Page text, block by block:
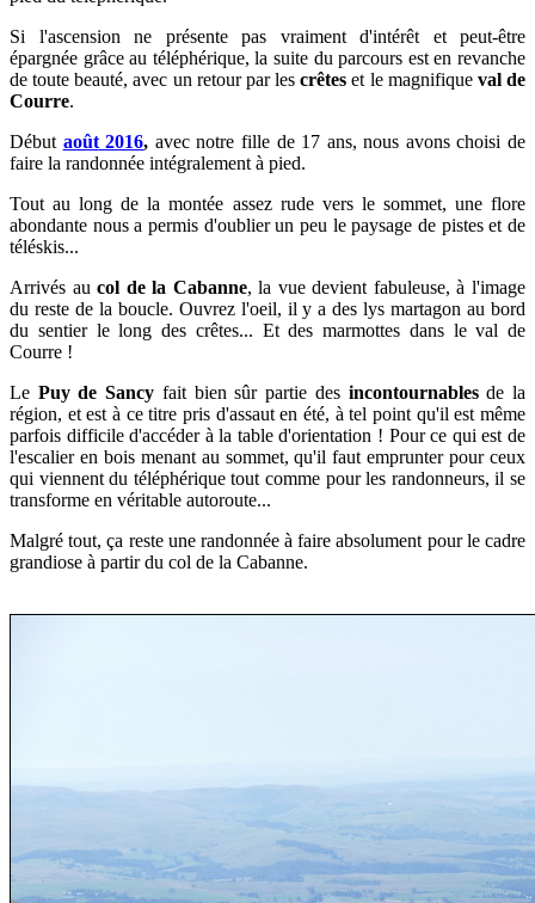
Si l'ascension ne présente pas vraiment d'intérêt et peut-être
épargnée grâce au téléphérique, la suite du parcours est en revanche
de toute beauté, avec un retour par lescrêtes et le magnifique val de
Courre.
Début août2016, avec notre fille de 17 ans, nous avons choisi de
faire la randonnée intégralement à pied.
Tout au long de la montée assez rude vers le sommet, une flore
abondante nous a permis d'oublier un peu le paysage de pistes et de
téléskis...
Arrivés aucol de la Cabanne, la vue devient fabuleuse, à l'image
du reste de la boucle. Ouvrez l'oeil, il y a des lys martagon au bord
du sentier le long des crêtes... Et des marmottes dans le val de
Courre !
Le Puy de Sancy fait bien sûr partie des incontournablesde la
région, et est à ce titre pris d'assaut en été, à tel point qu'il est même
parfois difficile d'accéder à la table d'orientation ! Pour ce qui est de
l'escalier en bois menant au sommet, qu'il faut emprunter pour ceux
qui viennent du téléphérique tout comme pour les randonneurs, il se
transforme en véritable autoroute...
Malgré tout, ça reste une randonnée à faire absolument pour le cadre
grandiose à partir du col de la Cabanne.